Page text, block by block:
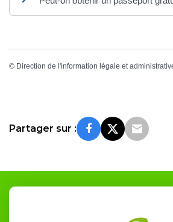
© Direction de l'information légale et
Partager sur :